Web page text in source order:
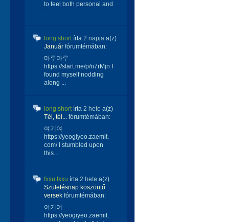
to feel both personal and
...
long shortírta 2 napja a(z)
Január fórumtémában:
마루마루
https://start.me/p/n7rMjn I
found myself nodding
along ...
long shortírta 2 hete a(z)
Tél, tél... fórumtémában:
여기여
https://yeogiyeo.zaemit.
com/ I stumbled upon
this...
fxxu fxxu írta 2 hete a(z)
Születésnap köszöntő
versek fórumtémában:
여기여
https://yeogiyeo.zaemit.